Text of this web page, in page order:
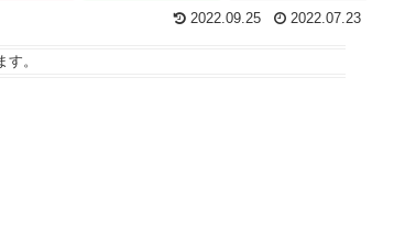
2022.09.25 2022.07.23
す。